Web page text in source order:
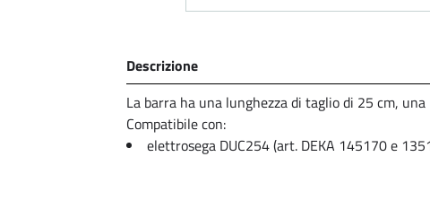
Descrizione
La barra ha una lunghezza di taglio di 25 cm,
Compatibile con:
elettrosega DUC254 (art. DEKA 145170 e